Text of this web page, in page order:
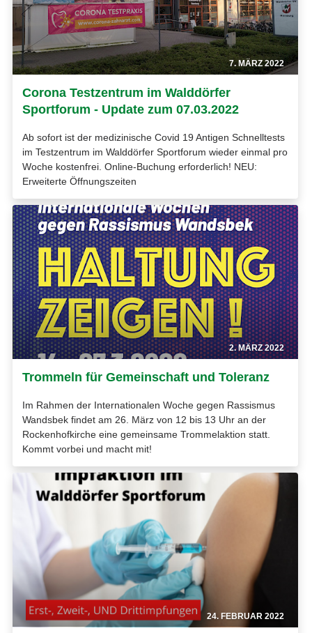
7. MÄRZ 2022
Corona Testzentrum im Walddörfer
Sportforum - Update zum 07.03.2022
Ab sofort ist der medizinische Covid 19 Antigen Schnelltests
im Testzentrum im Walddörfer Sportforum wieder einmal pro
Woche kostenfrei. Online-Buchung erforderlich! NEU:
Erweiterte Öffnungszeiten
2. MÄRZ 2022
Trommeln für Gemeinschaft und Toleranz
Im Rahmen der Internationalen Woche gegen Rassismus
Wandsbek findet am 26. März von 12 bis 13 Uhr an der
Rockenhofkirche eine gemeinsame Trommelaktion statt.
Kommt vorbei und macht mit!
24. FEBRUAR 2022